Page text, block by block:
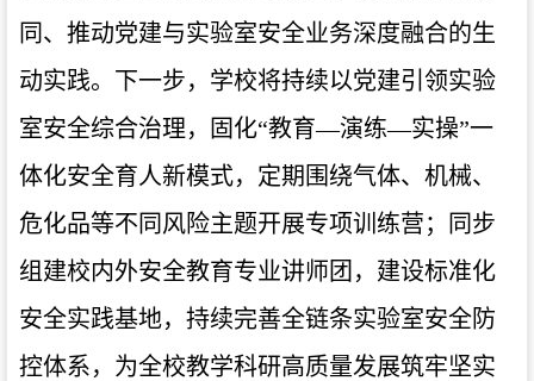
同、推动党建与实验室安全业务深度融合的生
动实践。下一步，学校将持续以党建引领实验
室安全综合治理，固化“教育—演练—实操”一
体化安全育人新模式，定期围绕气体、机械、
危化品等不同风险主题开展专项训练营；同步
组建校内外安全教育专业讲师团，建设标准化
安全实践基地，持续完善全链条实验室安全防
控体系，为全校教学科研高质量发展筑牢坚实